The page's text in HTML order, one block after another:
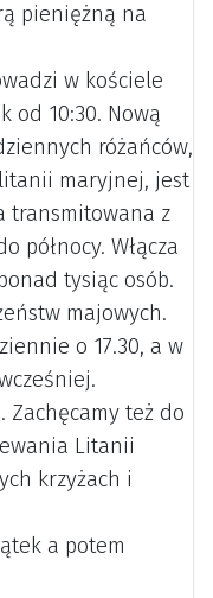
pieniężną na
w kościele
od 10:30. Nową
różańców,
maryjnej, jest
transmitowana z
północy. Włącza
tysiąc osób.
majowych.
o 17.30, a w
Zachęcamy też do
Litanii
krzyżach i
a potem